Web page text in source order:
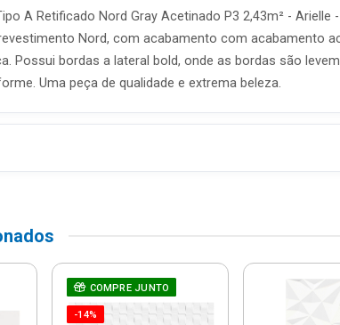
A Retificado Nord Gray Acetinado P3 2,43m² - Arielle -
Nord, com acabamento com acabamento
Possui bordas a lateral bold, onde as bordas são
Uma peça de qualidade e extrema beleza.
COMPRE JUNTO
-14%